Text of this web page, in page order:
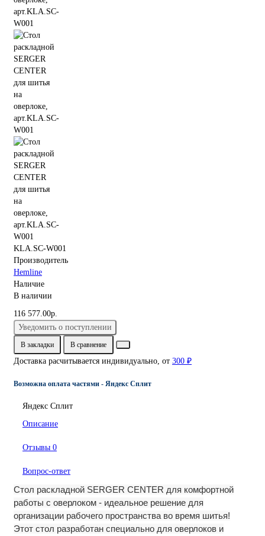
KLA.SC-W001
Производитель
Hemline
Наличие
В наличии
116 577.00р.
Уведомить о поступлении
В закладки В сравнение
Доставка расчитывается индивидуально, от 300 ₽
Возможна оплата частями - Яндекс Сплит
Яндекс Сплит
Описание
Отзывы 0
Вопрос-ответ
Стол раскладной SERGER CENTER для комфортной
работы с оверлоком - идеальное решение для
организации рабочего пространства во время шитья!
Этот стол разработан специально для оверлоков и